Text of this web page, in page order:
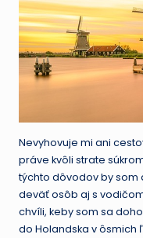
Nevyhovuje mi ani
práve kvôli strate
týchto dôvodov by som
deväť osôb aj s
chvíli, keby som sa
do Holandska v ôsmich